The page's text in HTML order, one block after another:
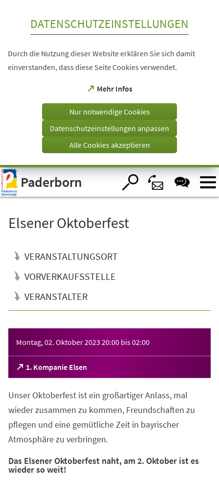
Visuelle
Assistenzsoftware
öffnen.
DATENSCHUTZEINSTELLUNGEN
Durch die Nutzung dieser Website erklären Sie sich damit
einverstanden, dass diese Seite Cookies verwendet.
Mehr Infos
(Öffnet
einem
Tab)
Nur notwendige Cookies
Datenschutzeinstellungen anpassen
Alle Cookies akzeptieren
Paderborn
Elsener Oktoberfest
VERANSTALTUNGSORT
VORVERKAUFSSTELLE
VERANSTALTER
Montag, 02. Oktober 2023 20:00 bis02:00
1. Kompanie Elsen
(Öffnet
in
neuen
Tab)
Unser Oktoberfest ist ein großartiger Anlass, mal
wieder zusammen zu kommen, Freundschaften zu
pflegen und eine gemütliche Zeit in bayrischer
Atmosphäre zu verbringen.
Das Elsener Oktoberfest naht, am 2. Oktober ist es
wieder so weit!